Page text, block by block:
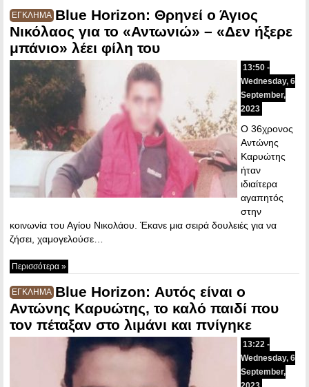
ΕΓΚΛΗΜΑ Blue Horizon: Θρηνεί ο Άγιος
Νικόλαος για το «Αντωνιώ» – «Δεν ήξερε
μπάνιο» λέει φίλη του
13:50 -
Wednesday, 6
September,
2023
Ο 36χρονος
Αντώνης
Καρυώτης
ήταν
ιδιαίτερα
αγαπητός
στην
κοινωνία του Αγίου Νικολάου. Έκανε μια σειρά δουλειές για να
ζήσει, χαμογελούσε…
Περισσότερα »
ΕΓΚΛΗΜΑ Blue Horizon: Αυτός είναι ο
Αντώνης Καρυώτης, το καλό παιδί που
τον πέταξαν στο λιμάνι και πνίγηκε
13:22 -
Wednesday, 6
September,